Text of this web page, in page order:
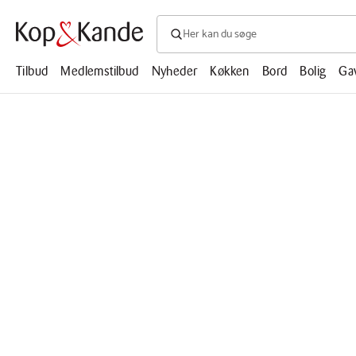
Søg efter produkter, artikler,
Søg
efter
artikler,
Tilbud
Medlemstilbud Nyheder Køkken Bord Bolig